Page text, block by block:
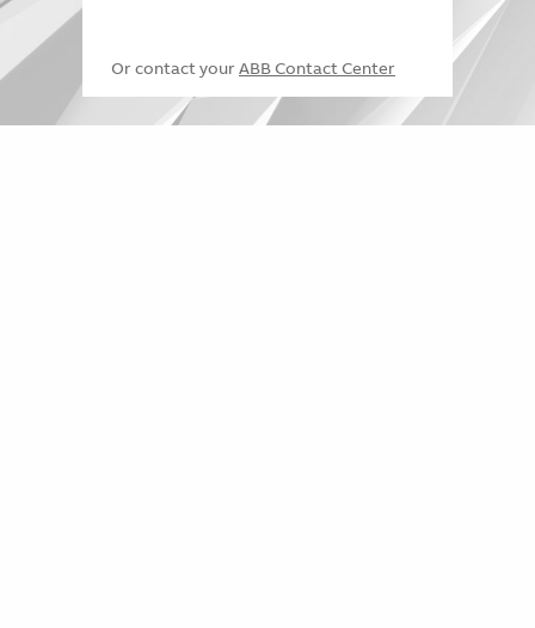
Or contact your ABB Contact Center